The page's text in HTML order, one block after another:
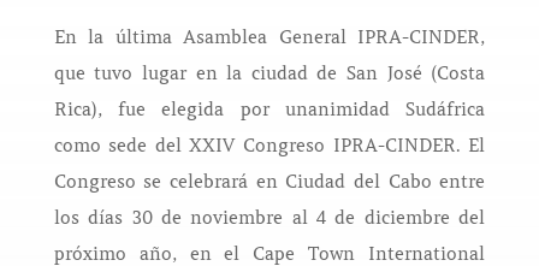
En la última Asamblea General IPRA-CINDER,
que tuvo lugar en la ciudad de San José (Costa
Rica), fue elegida por unanimidad Sudáfrica
como sede del XXIV Congreso IPRA-CINDER. El
Congreso se celebrará en Ciudad del Cabo entre
los días 30 de noviembre al 4 de diciembre del
próximo año, en el Cape Town International